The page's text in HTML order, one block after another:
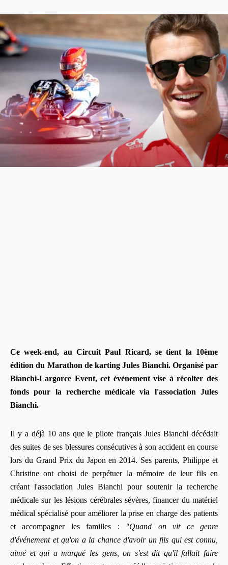
Ce week-end, au Circuit Paul Ricard, se tient la 10ème
édition du Marathon de karting Jules Bianchi. Organisé par
Bianchi-Largorce Event, cet événement vise à récolter des
fonds pour la recherche médicale via l'association Jules
Bianchi.
Il y a déjà 10 ans que le pilote français Jules Bianchi décédait
des suites de ses blessures consécutives à son accident en course
lors du Grand Prix du Japon en 2014. Ses parents, Philippe et
Christine ont choisi de perpétuer la mémoire de leur fils en
créant l'association Jules Bianchi pour soutenir la recherche
médicale sur les lésions cérébrales sévères, financer du matériel
médical spécialisé pour améliorer la prise en charge des patients
et accompagner les familles :
"Quand on vit ce genre
d'événement et qu'on a la chance d'avoir un fils qui est connu,
aimé et qui a marqué les gens, on s'est dit qu'il fallait faire